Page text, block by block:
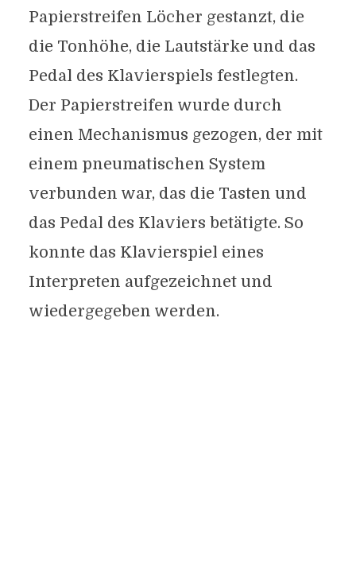
Papierstreifen Löcher gestanzt, die
die Tonhöhe, die Lautstärke und das
Pedal des Klavierspiels festlegten.
Der Papierstreifen wurde durch
einen Mechanismus gezogen, der mit
einem pneumatischen System
verbunden war, das die Tasten und
das Pedal des Klaviers betätigte. So
konnte das Klavierspiel eines
Interpreten aufgezeichnet und
wiedergegeben werden.